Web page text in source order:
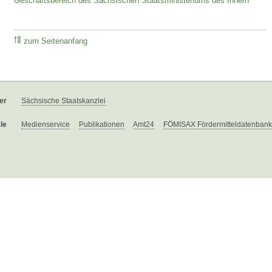
zum Seitenanfang
Sächsische Staatskanzlei
Medienservice Publikationen Amt24 FÖMISAX Fördermitteldatenbank